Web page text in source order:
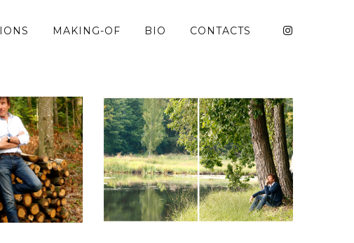
MAKING-OF BIO CONTACTS